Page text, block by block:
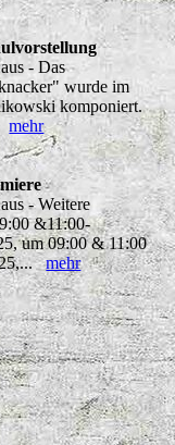
- Das
wurde im
komponiert.
mehr
- Weitere
&11:00-
um 09:00 & 11:00
mehr